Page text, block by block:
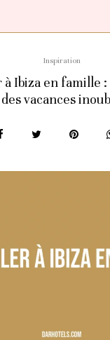
Inspiration
Ibiza en famille
vacances